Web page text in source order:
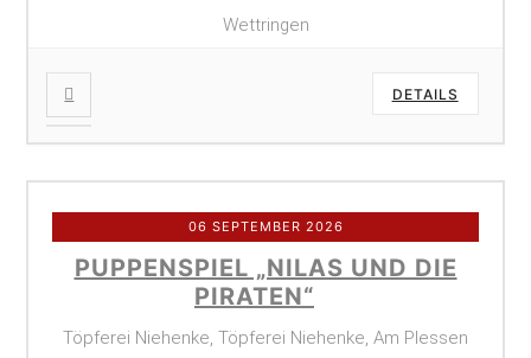
Wettringen
DETAILS
06 SEPTEMBER 2026
PUPPENSPIEL „NILAS UND DIE
PIRATEN“
Töpferei Niehenke, Töpferei Niehenke, Am Plessen